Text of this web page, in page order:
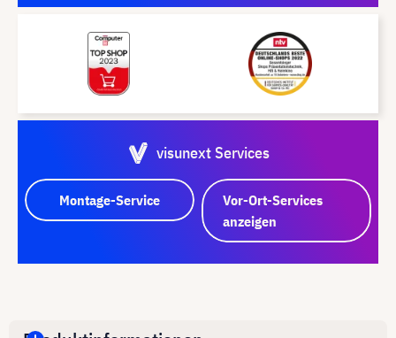
visunext Services
Montage-Service
Vor-Ort-Services
anzeigen